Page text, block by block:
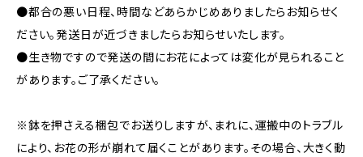
●都合の悪い日程、時間などあらかじめありましたらお知らせく
ださい。発送日が近づきましたらお知らせいたします。
●生き物ですので発送の間にお花によっては変化が見られること
があります。ご了承ください。
※鉢を押さえる梱包でお送りしますが、まれに、運搬中のトラブル
により、お花の形が崩れて届くことがあります。その場合、大きく動